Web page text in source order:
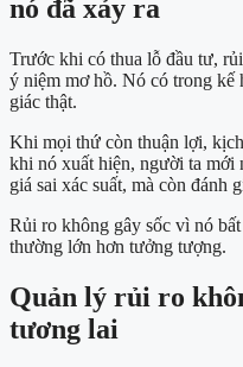
nó đã xảy ra
Trước khi có thua lỗ đầu tư,
ý niệm mơ hồ. Nó có trong kế
giác thật.
Khi mọi thứ còn thuận lợi,
khi nó xuất hiện, người ta mới
giá sai xác suất, mà còn đánh
Rủi ro không gây sốc vì nó
thường lớn hơn tưởng tượng.
Quản lý rủi ro
tương lai